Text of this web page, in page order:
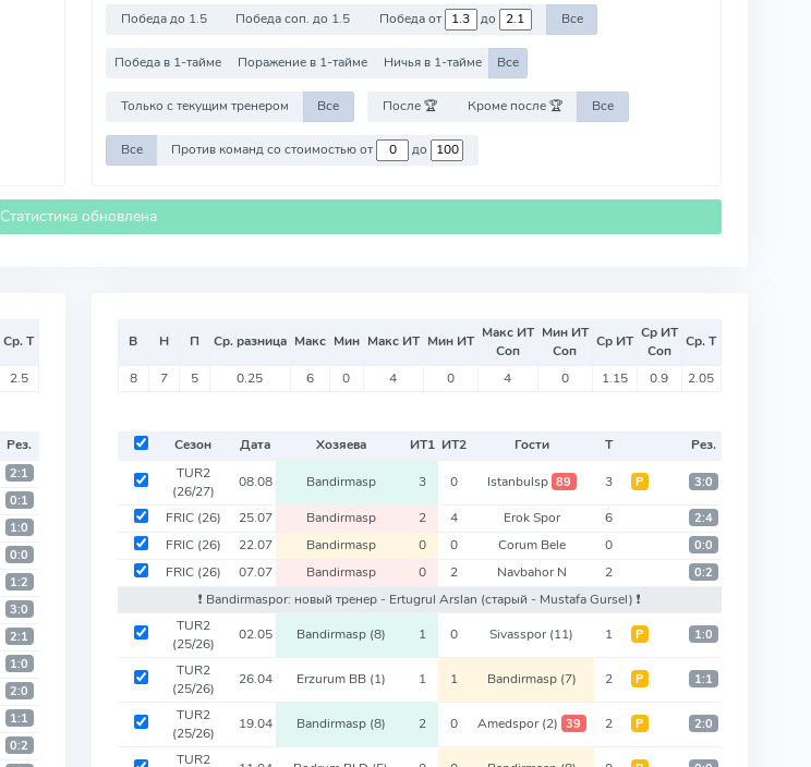
Победа до 1.5 Победа соп. до 1.5 Победа от до Все
Победа в 1-тайме Поражение в 1-тайме Ничья в 1-тайме Все
Только с текущим тренером Все После 🏆 Кроме после 🏆 Все
Все Против команд со стоимостью от до
Статистика обновлена
Ср. Т
2.5
Рез.
2:1
0:1
1:0
0:0
1:2
3:0
2:1
1:0
2:0
1:1
0:2
В Н П Ср. разница Макс Мин Макс ИТ Мин ИТ Макс ИТ
Соп
Мин ИТ
Соп
Ср ИТ Ср ИТ
Соп
Ср. Т
8 7 5 0.25 6 0 4 0 4 0 1.15 0.9 2.05
Сезон Дата Хозяева ИТ1 ИТ2 Гости Т
Рез.
TUR2
(26/27)
08.08 Bandirmasp 3 0 Istanbulsp 89 3 Р 3:0
FRIC (26) 25.07 Bandirmasp 2 4 Erok Spor 6 2:4
FRIC (26) 22.07 Bandirmasp 0 0 Corum Bele 0 0:0
FRIC (26) 07.07 Bandirmasp 0 2 Navbahor N 2 0:2
❗️ Bandirmaspor: новый тренер - Ertugrul Arslan (старый - Mustafa Gursel) ❗️
TUR2
(25/26)
02.05 Bandirmasp (8) 1 0 Sivasspor(11) 1 Р 1:0
TUR2
(25/26)
26.04 Erzurum BB (1) 1 1 Bandirmasp (7) 2 Р 1:1
TUR2
(25/26)
19.04 Bandirmasp (8) 2 0 Amedspor(2) 39 2 Р 2:0
TUR2